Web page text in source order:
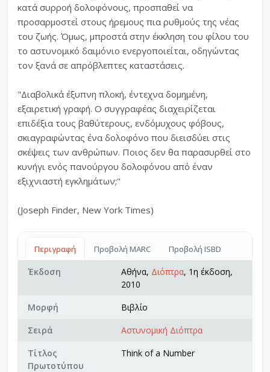
κατά συρροή δολοφόνους, προσπαθεί να
προσαρµοστεί στους ήρεµους πια ρυθµούς της νέας
του ζωής. Όµως, µπροστά στην έκκληση του φίλου του
το αστυνοµικό δαιµόνιο ενεργοποιείται, οδηγώντας
τον ξανά σε απρόβλεπτες καταστάσεις.
"Διαβολικά έξυπνη πλοκή, έντεχνα δοµηµένη,
εξαιρετική γραφή. Ο συγγραφέας διαχειρίζεται
επιδέξια τους βαθύτερους, ενδόµυχους φόβους,
σκιαγραφώντας ένα δολοφόνο που διεισδύει στις
σκέψεις των ανθρώπων. Ποιος δεν θα παρασυρθεί στο
κυνήγι ενός πανούργου δολοφόνου από έναν
εξιχνιαστή εγκληµάτων;"
(Joseph Finder, New York Times)
Περιγραφή Προβολή MARC Προβολή ISBD
Έκδοση Αθήνα, Διόπτρα, 1η έκδοση,
2010
Μορφή
Βιβλίο
Σειρά
Αστυνομική Διόπτρα
Τίτλος
Πρωτοτύπου
Think of a Number